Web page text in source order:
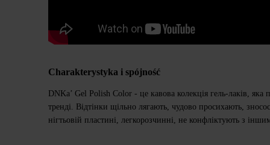
Charakterystyka i spójność
DNKa’ Gel Polish Color - це кавова колекція гель-лаків,
тренді. Відтінки щільно лягають, чудово просихають,
нігтьовій пластині, легкорозчинні, не конфліктують з